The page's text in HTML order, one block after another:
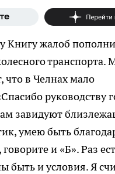
Книгу жалоб
транспорта.
что в Челнах мало
руководству
завидуют
умею быть
и «Б». Раз
быть и условия. Я